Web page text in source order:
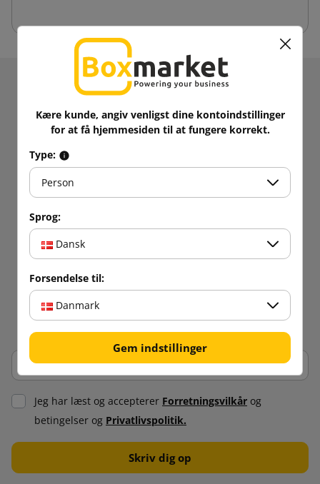
Modtag information om nyheder og kampagner.
Få 5% rabat på dit første køb!
Hold dig opdateret!
Jeg har læst og accepterer Forretningsvilkår og
betingelser og Privatlivspolitik.
Kære kunde, angiv venligst dine kontoindstillinger
for at få hjemmesiden til at fungere korrekt.
Type:
Person
Sprog:
Dansk
Forsendelse til:
Danmark
Gem indstillinger